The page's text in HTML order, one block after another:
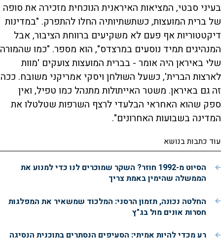
בעיני סבטי, המציאות האיראנית הנוכחית מזכירה את סופה
של ברית המועצות, כשתשתיותיה החלו להתפרק. "במדינות
דיקטטוריות אף פעם לא משקיעים ברווחת הציבור, אבל
המנהיגים תמיד נוסעים במרצדס", הוא מספר. "כמו שהמורה
שלי באיראן היה אומר - בברית המועצות צועקים 'מוות
לארצות הברית', כשעל השולחן ויסקי אמריקני משובח. ככה
זה גם באיראן. משטר האייתולות מתנהל כמו טפיל, ואין
ספק שהוא האחראי הבלעדי לרצף השרפות שטלטלו את
המדינה בשבועות האחרונים".
עוד כתבות בנושא
הסיוט מ-1992 חוזר? השקר שמוכרים לנו כדי למנוע את
הממשלה שהימין באמת צריך
החלטה נכונה, תזמון הרסני: המלכוד שמשאיר את המפלגות
חסרות אונים מול בג"ץ
רע מכדי להיות אמיתי: הסעיפים הנסתרים בתוכנית הנסיגה